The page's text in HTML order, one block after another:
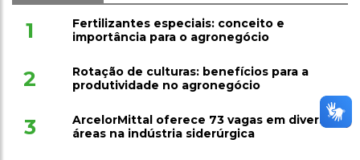
1
Fertilizantes especiais: conceito e
importância para o agronegócio
2
Rotação de culturas: benefícios para a
produtividade no agronegócio
3
ArcelorMittal oferece 73 vagas em diversas
áreas na indústria siderúrgica